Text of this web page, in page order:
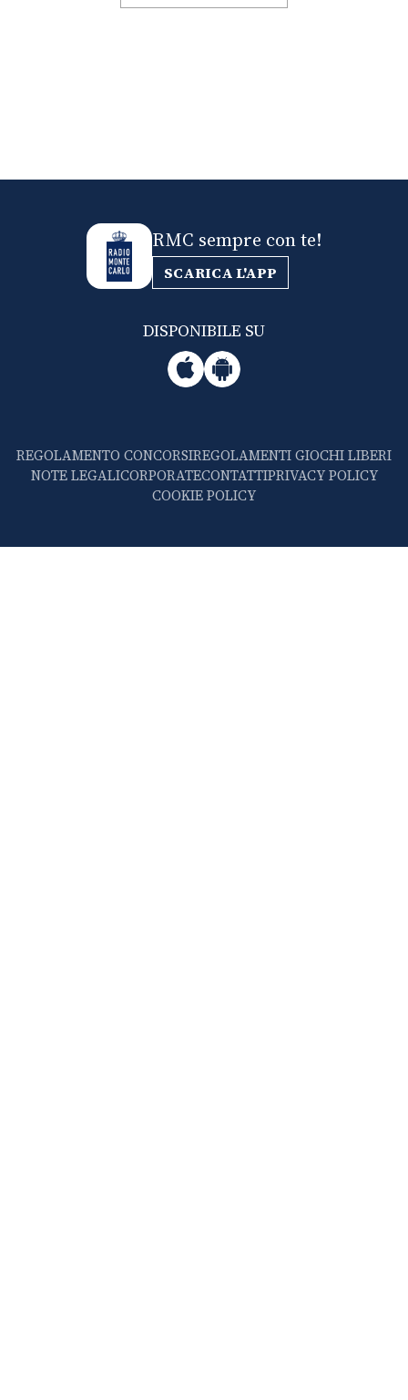
RMC sempre con te!
SCARICA L'APP
DISPONIBILE SU
REGOLAMENTO CONCORSIREGOLAMENTI GIOCHI LIBERI
NOTE LEGALICORPORATECONTATTIPRIVACY POLICY
COOKIE POLICY